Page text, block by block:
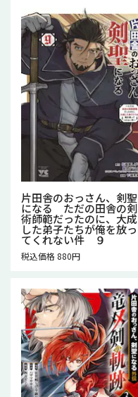
片田舎のおっさん、剣聖
になる ただの田舎の剣
術師範だったのに、大成
した弟子たちが俺を放っ
てくれない件 ９
税込価格 880円